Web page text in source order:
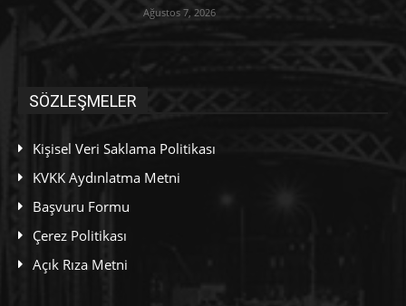
Ağustos 7, 2026
SÖZLEŞMELER
Kişisel Veri Saklama Politikası
KVKK Aydınlatma Metni
Başvuru Formu
Çerez Politikası
Açık Rıza Metni